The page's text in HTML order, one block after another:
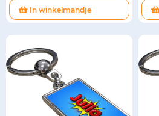
In winkelmandje